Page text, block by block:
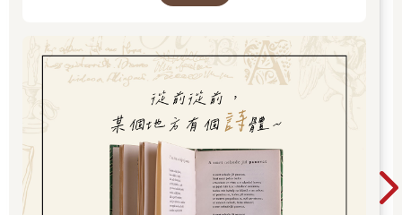
等同於痛苦和奴役—這就是赤裸裸的現實。
沒辦法為這裡的生物提供體面的生活嗎？不，同志們，絕對不
是！英格蘭的土壤肥沃、氣候良好，就算動物比現在再多出許
多，糧食也照樣充足。光是我們這個農場就能養活十幾匹馬、二
十頭牛、上百隻羊，而且全都能過上舒適且有尊嚴的日子，快活
得超出我們想像。那麼，為什麼我們今天會如此悲慘呢？因為我
們的勞動成果幾乎全被人類偷走了。同志們，我們所有問題的答
案，可以歸結為一個詞—人類。人類是我們唯一真正的敵人。只
要把人類從我們的生活中趕走，飢餓與過勞的根源就會永遠消
失。